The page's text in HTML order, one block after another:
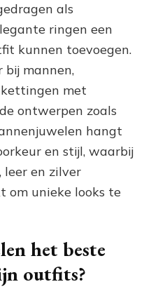
als
ringen een
kunnen toevoegen.
bij mannen,
met
ontwerpen zoals
hangt
en stijl, waarbij
leer en zilver
om unieke looks te
het beste
outfits?